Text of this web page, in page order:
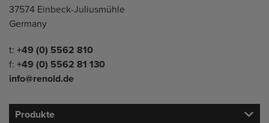
37574 Einbeck-Juliusmühle
Germany
Telefon/Fax
t: +49 (0) 5562 810
f: +49 (0) 5562 81 130
info@renold.de
Produkte